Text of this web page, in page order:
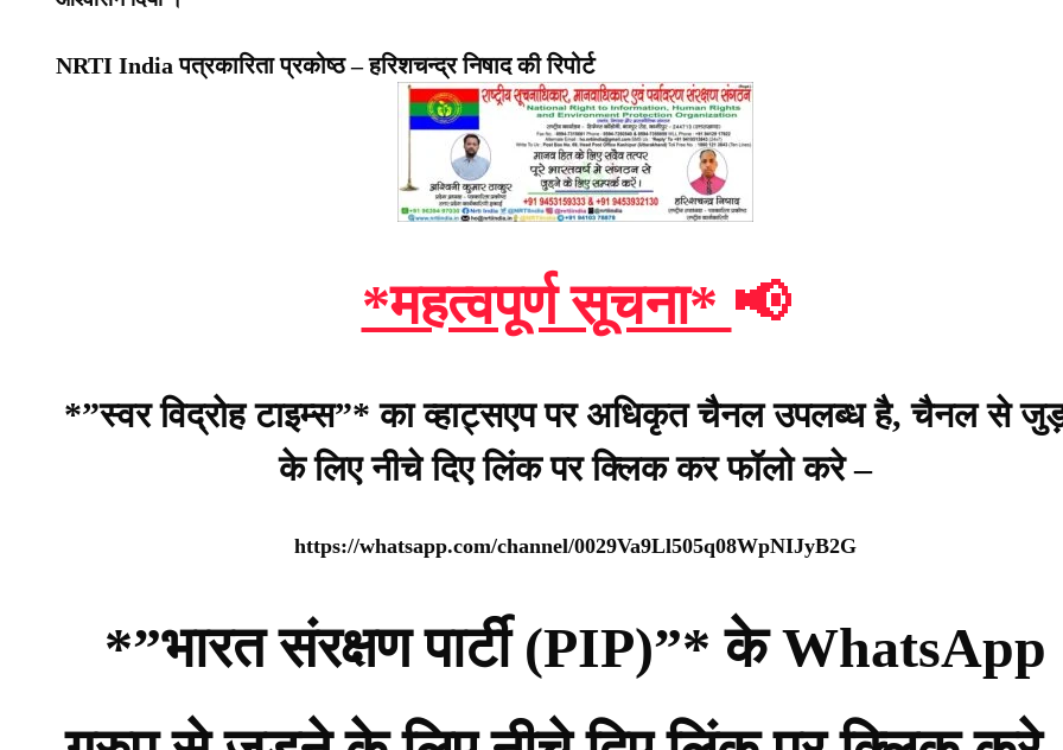
NRTI India पत्रकारिता प्रकोष्ठ – हरिशचन्द्र निषाद की रिपोर्ट
*महत्वपूर्ण सूचना* 📢
*”स्वर विद्रोह टाइम्स”* का व्हाट्सएप पर अधिकृत चैनल उपलब्ध है, चैनल से
के लिए नीचे दिए लिंक पर क्लिक कर फॉलो करे –
https://whatsapp.com/channel/0029Va9Ll505q08WpNIJyB2G
*”भारत संरक्षण पार्टी (PIP)”* के WhatsApp